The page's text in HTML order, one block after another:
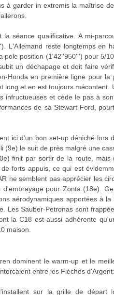
à garder in extremis la maîtrise
la séance qualificative. A mi-
L'Allemand reste longtemps en
pole position (1'42''950''') pour 5/
un déchapage et doit faire
Honda en première ligne pour
long et en est toujours
infructueuses et cède le pas à
de sa Stewart-Ford,
ici d'un bon set-up déniché
(9e) le suit de près malgré une
finit par sortir de la route,
forts appuis, ce qui est
ne semblent pas apprécier les
d'embrayage pour Zonta (18e).
aérodynamiques apportées à
Les Sauber-Petronas sont
la C18 est aussi adhérente
maison.
dominent le warm-up et le
entre les Flèches
sur la grille de départ